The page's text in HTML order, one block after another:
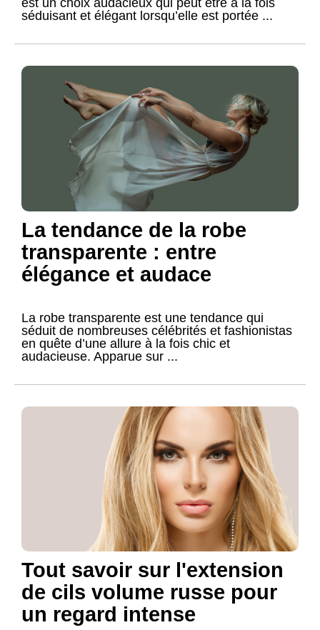
est un choix audacieux qui peut être à la fois
séduisant et élégant lorsqu’elle est portée ...
La tendance de la robe
transparente : entre
élégance et audace
La robe transparente est une tendance qui
séduit de nombreuses célébrités et fashionistas
en quête d’une allure à la fois chic et
audacieuse. Apparue sur ...
Tout savoir sur l'extension
de cils volume russe pour
un regard intense